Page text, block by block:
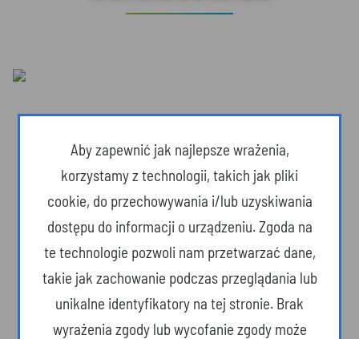
Dzika przyroda
Aby zapewnić jak najlepsze wrażenia,
korzystamy z technologii, takich jak pliki
cookie, do przechowywania i/lub uzyskiwania
dostępu do informacji o urządzeniu. Zgoda na
te technologie pozwoli nam przetwarzać dane,
takie jak zachowanie podczas przeglądania lub
unikalne identyfikatory na tej stronie. Brak
wyrażenia zgody lub wycofanie zgody może